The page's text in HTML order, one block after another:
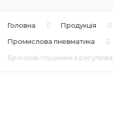
Головна
Продукція
Промислова пневматика
Бронзові глушники з